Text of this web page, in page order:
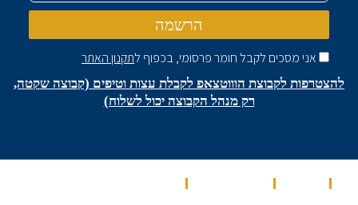
אני מסכים לקבל חומר פרסומי, בכפוף לתקנון האתר
הרשמה
להצטרפות לקבוצת הוווטצאפ לקבלת עצות וטיפים (קבוצה שקטה,
רק מנהל הקבוצה יכול לשלוח)